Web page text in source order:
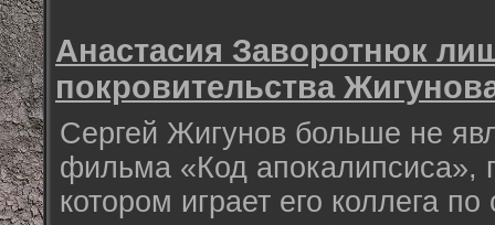
Анастасия Заворотнюк
покровительства
Сергей Жигунов больше не
фильма «Код апокалипсиса»,
котором играет его коллега